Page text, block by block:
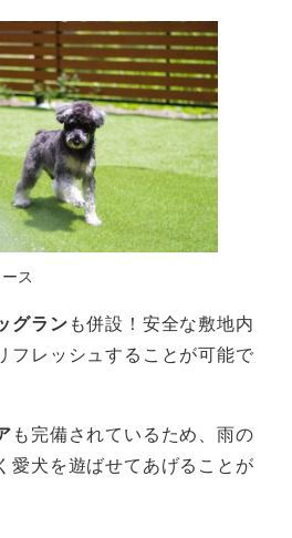
ス
グランも併設！安全な敷地内
フレッシュすることが可能で
も完備されているため、雨の
愛犬を遊ばせてあげることが